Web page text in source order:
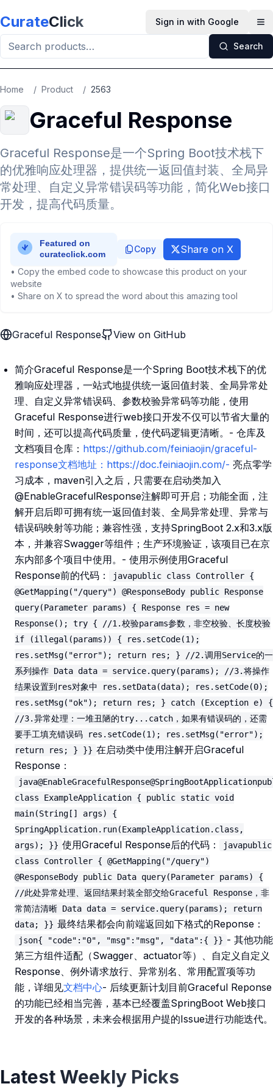
CurateClick Sign in with Google
Search
Home / Product / 2563
Graceful Response
Graceful Response是一个Spring Boot技术栈下
的优雅响应处理器，提供统一返回值封装、全局异
常处理、自定义异常错误码等功能，简化Web接口
开发，提高代码质量。
Copy Share on X
• Copy the embed code to showcase this product on your
website
• Share on X to spread the word about this amazing tool
Graceful Response View on GitHub
简介Graceful Response是一个Spring Boot技术栈下的优
雅响应处理器，一站式地提供统一返回值封装、全局异常处
理、自定义异常错误码、参数校验异常码等功能，使用
Graceful Response进行web接口开发不仅可以节省大量的
时间，还可以提高代码质量，使代码逻辑更清晰。- 仓库及
文档项目仓库： https://github.com/feiniaojin/graceful-
response文档地址：https://doc.feiniaojin.com/- 亮点零学
习成本，maven引入之后，只需要在启动类加入
@EnableGracefulResponse注解即可开启；功能全面，注
解开启后即可拥有统一返回值封装、全局异常处理、异常与
错误码映射等功能；兼容性强，支持SpringBoot 2.x和3.x版
本，并兼容Swagger等组件；生产环境验证，该项目已在京
东内部多个项目中使用。- 使用示例使用Graceful
Response前的代码：
javapublic class Controller {
@GetMapping("/query") @ResponseBody public Response
query(Parameter params) { Response res = new
Response(); try { //1.校验params参数，非空校验、长度校验
if (illegal(params)) { res.setCode(1);
res.setMsg("error"); return res; } //2.调用Service的一
系列操作 Data data = service.query(params); //3.将操作
结果设置到res对象中 res.setData(data); res.setCode(0);
res.setMsg("ok"); return res; } catch (Exception e) {
//3.异常处理：一堆丑陋的try...catch，如果有错误码的，还需
要手工填充错误码 res.setCode(1); res.setMsg("error");
return res; } }} 在启动类中使用注解开启Graceful
Response：
class ExampleApplication { public static void
main(String[] args) {
SpringApplication.run(ExampleApplication.class,
args); }} 使用Graceful Response后的代码：
javapublic
class Controller { @GetMapping("/query")
@ResponseBody public Data query(Parameter params) {
//此处异常处理、返回结果封装全部交给Graceful Response，非
常简洁清晰 Data data = service.query(params); return
data; }} 最终结果都会向前端返回如下格式的Reponse：
json{ "code":"0", "msg":"msg", "data":{ }} - 其他功能
第三方组件适配（Swagger、actuator等）、自定义自定义
Response、例外请求放行、异常别名、常用配置项等功
能，详细见文档中心- 后续更新计划目前Graceful Reponse
的功能已经相当完善，基本已经覆盖SpringBoot Web接口
开发的各种场景，未来会根据用户提的Issue进行功能迭代。
Latest Weekly Picks